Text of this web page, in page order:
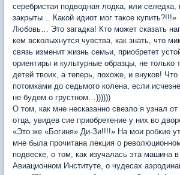
серебристая подводная лодка, или селедка,
закрыты… Какой идиот мог такое купить?!!!»
Любовь… Это загадка! Кто может сказать
кем всколыхнутся чувства, как знать, что
связь изменит жизнь семьи, приобретет
ориентиры и культурные образцы, не только
детей твоих, а теперь, похоже, и внуков!
потомками до седьмого колена, если
не будем о грустном…))))))
О том, как мне несказанно свезло я узнал
отца, увидев сие приобретение у них во
«Это же «Богиня» Ди-Зи!!!!» На мои робкие
мне была прочитана лекция о
подвеске, о том, как изучалась эта машина
Авиационном Институте, о чудесах